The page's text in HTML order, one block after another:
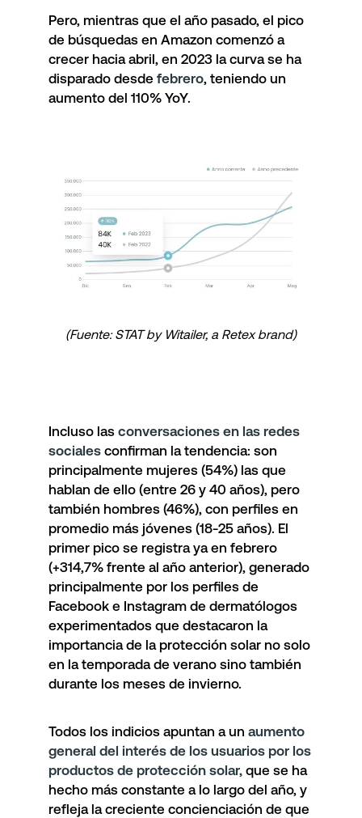
Pero, mientras que el año pasado, el pico
de búsquedas en Amazon comenzó a
crecer hacia abril, en 2023 la curva se ha
disparado desde febrero, teniendo un
aumento del 110% YoY.
(Fuente: STAT by Witailer, a Retex brand)
Incluso las conversaciones en las redes
sociales confirman la tendencia: son
principalmente mujeres (54%) las que
hablan de ello (entre 26 y 40 años), pero
también hombres (46%), con perfiles en
promedio más jóvenes (18-25 años). El
primer pico se registra ya en febrero
(+314,7% frente al año anterior), generado
principalmente por los perfiles de
Facebook e Instagram de dermatólogos
experimentados que destacaron la
importancia de la protección solar no solo
en la temporada de verano sino también
durante los meses de invierno.
Todos los indicios apuntan a un aumento
general del interés de los usuarios por los
productos de protección solar, que se ha
hecho más constante a lo largo del año, y
refleja la creciente concienciación de que